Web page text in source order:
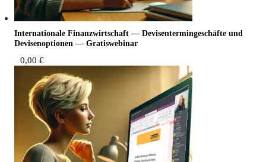
Inter­na­tio­na­le Finanz­wirt­schaft — Devi­sen­ter­min­ge­schäf­te und
Devi­sen­op­tio­nen — Gratiswebinar
0,00 €